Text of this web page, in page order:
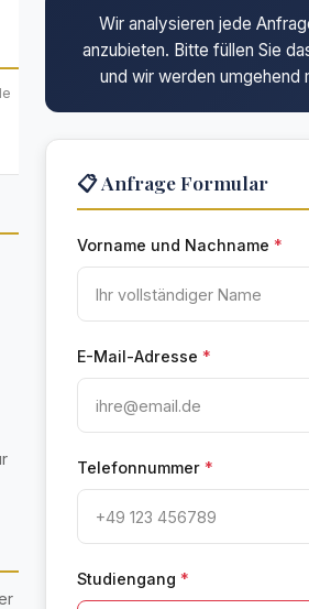
Wir analysieren jede
anzubieten. Bitte füllen Sie
und wir werden umgehend
📋 Anfrage Formular
Vorname und Nachname *
E-Mail-Adresse *
Telefonnummer *
Studiengang *